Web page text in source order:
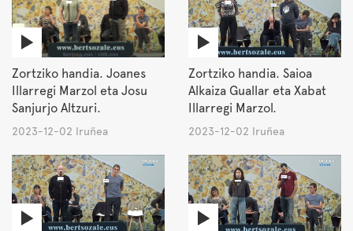
Zortziko handia. Joanes
Illarregi Marzol eta Josu
Sanjurjo Altzuri.
2023-12-02 Iruñea
Zortziko handia. Saioa
Alkaiza Guallar eta Xabat
Illarregi Marzol.
2023-12-02 Iruñea